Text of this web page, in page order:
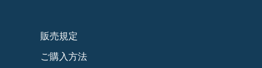
販売規定
ご購入方法